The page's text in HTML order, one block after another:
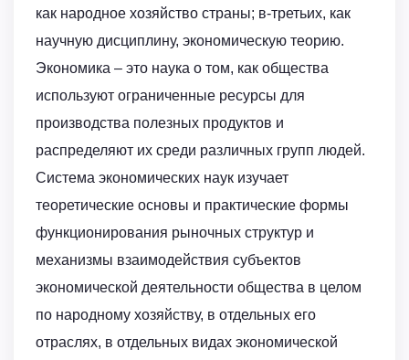
как народное хозяйство страны; в-третьих, как
научную дисциплину, экономическую теорию.
Экономика – это наука о том, как общества
используют ограниченные ресурсы для
производства полезных продуктов и
распределяют их среди различных групп людей.
Система экономических наук изучает
теоретические основы и практические формы
функционирования рыночных структур и
механизмы взаимодействия субъектов
экономической деятельности общества в целом
по народному хозяйству, в отдельных его
отраслях, в отдельных видах экономической